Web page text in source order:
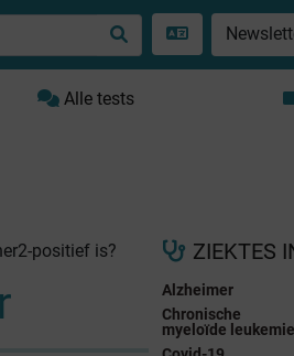
Alle tests
positief is? ZIEKTES
Alzheimer
Chronische
myeloïde leukemie